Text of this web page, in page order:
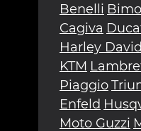
Benelli
Cagiva
Harley
KTM
Piaggio
Enfeld
Moto Guzzi